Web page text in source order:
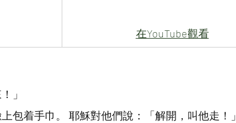
在YouTube觀看
」
包着手巾。 耶穌對他們說：「解開，叫他走！」